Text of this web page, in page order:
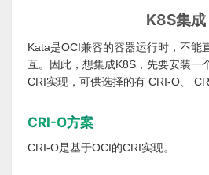
K8S集成
Kata是OCI兼容的容器运行时，不能
互。因此，想集成K8S，先要安装一
CRI实现，可供选择的有 CRI-O、
CRI-O方案
CRI-O是基于OCI的CRI实现。